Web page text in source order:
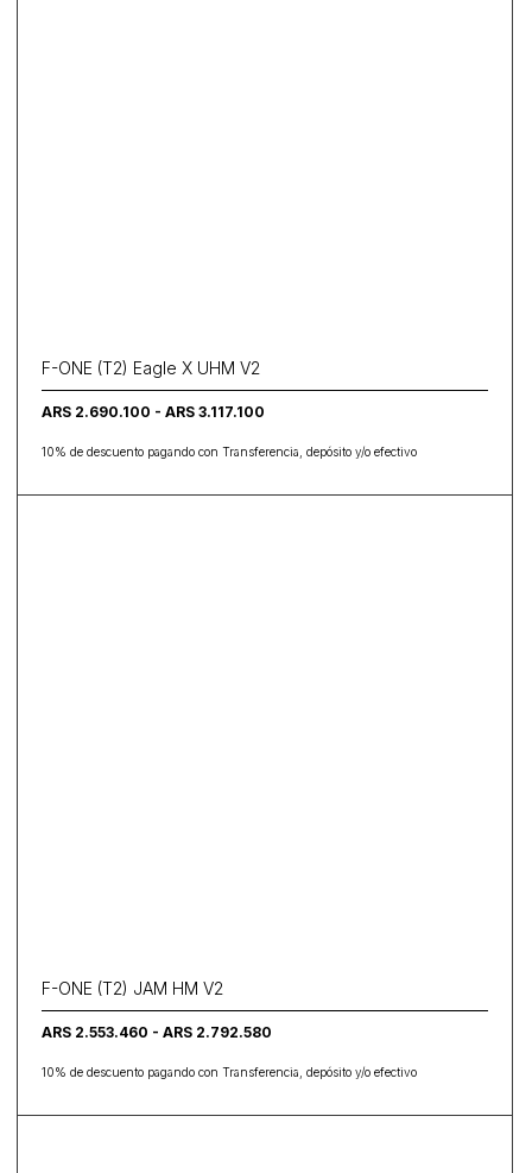
F-ONE (T2) Eagle X UHM V2
ARS 2.690.100 - ARS 3.117.100
10% de descuento pagando con Transferencia, depósito y/o efectivo
F-ONE (T2) JAM HM V2
ARS 2.553.460 - ARS 2.792.580
10% de descuento pagando con Transferencia, depósito y/o efectivo